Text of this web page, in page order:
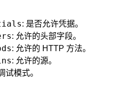
: 是否允许凭据。
: 允许的头部字段。
: 允许的 HTTP 方法。
: 允许的源。
试模式。